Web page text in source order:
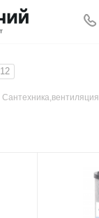
12
Сантехника,вентиляция